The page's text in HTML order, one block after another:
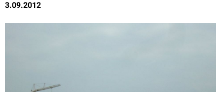
3.09.2012